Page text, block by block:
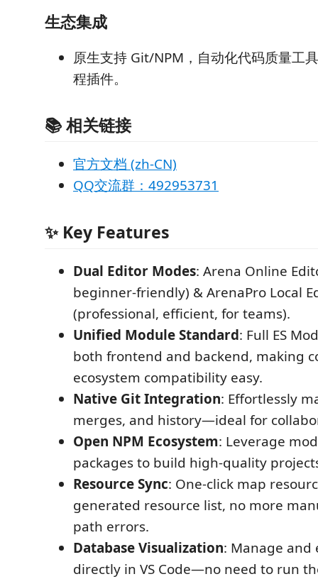
生态集成
原生支持 Git/NPM，自动化代码质量工
程插件。
📚 相关链接
官方文档 (zh-CN)
QQ交流群：492953731
✨ Key Features
Dual Editor Modes: Arena Online
beginner-friendly) & ArenaPro Local
(professional, efficient, for teams).
Unified Module Standard: Full ES
both frontend and backend, making
ecosystem compatibility easy.
Native Git Integration: Effortlessly
merges, and history—ideal for
Open NPM Ecosystem: Leverage
packages to build high-quality
Resource Sync: One-click map
generated resource list, no more
path errors.
Database Visualization: Manage
directly in VS Code—no need to run